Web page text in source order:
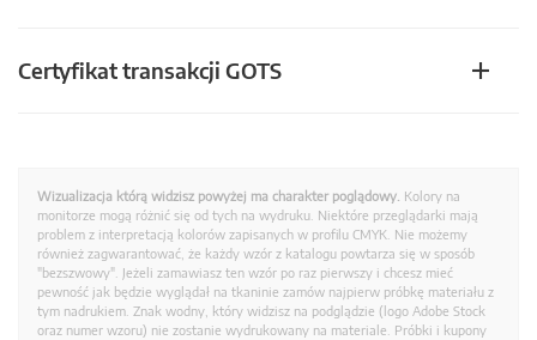
Certyfikat transakcji GOTS
Wizualizacja którą widzisz powyżej ma charakter poglądowy. Kolory na
monitorze mogą różnić się od tych na wydruku. Niektóre przeglądarki mają
problem z interpretacją kolorów zapisanych w profilu CMYK. Nie możemy
również zagwarantować, że każdy wzór z katalogu powtarza się w sposób
"bezszwowy". Jeżeli zamawiasz ten wzór po raz pierwszy i chcesz mieć
pewność jak będzie wyglądał na tkaninie zamów najpierw próbkę materiału z
tym nadrukiem. Znak wodny, który widzisz na podglądzie (logo Adobe Stock
oraz numer wzoru) nie zostanie wydrukowany na materiale. Próbki i kupony